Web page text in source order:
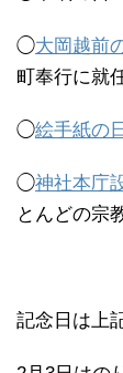
◯大岡越前
町奉行に就
◯絵手紙の日
◯神社本庁
とんどの宗
記念日は上